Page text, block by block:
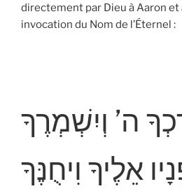
directement par Dieu à Aaron
invocation du Nom de l’Éternel :